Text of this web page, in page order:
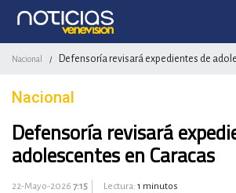
Nacional / Defensoría revisará expedientes de
Nacional
Defensoría revisará
adolescentes en Caracas
22-Mayo-2026 7:15 Lectura: 1 minutos